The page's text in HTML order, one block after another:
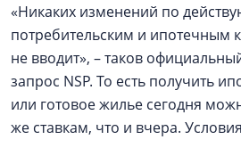
«Никаких изменений по
потребительским и ипотечным
не вводит», – таков
запрос NSP. То есть получить
или готовое жилье сегодня
же ставкам, что и вчера.